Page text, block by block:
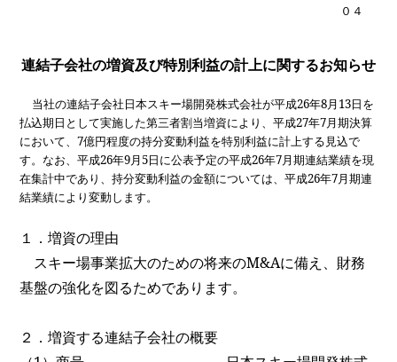
０４
連結子会社の増資及び特別利益の計上に関するお知らせ
当社の連結子会社日本スキー場開発株式会社が平成26年8月13日を
払込期日として実施した第三者割当増資により、平成27年7月期決算
において、7億円程度の持分変動利益を特別利益に計上する見込で
す。なお、平成26年9月5日に公表予定の平成26年7月期連結業績を現
在集計中であり、持分変動利益の金額については、平成26年7月期連
結業績により変動します。
１．増資の理由
スキー場事業拡大のための将来のM&Aに備え、財務
基盤の強化を図るためであります。
２．増資する連結子会社の概要